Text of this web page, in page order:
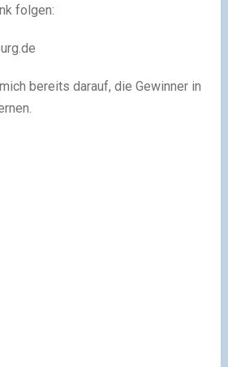
folgen:
bereits darauf, die Gewinner in